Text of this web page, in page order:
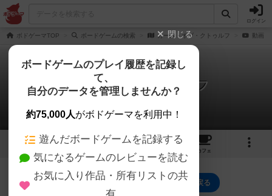
ログイン
ボドゲーマTOP ボードゲームの検索 カース・オブ・クトゥルフ 動画
カース・オブ・クトゥルフ
0件の動画
2 1
カフェ
カース・オブ・クトゥルフのトップに戻る
閉じる
ボードゲームのプレイ履歴を記録し
て、
自分のデータを管理しませんか？
約75,000人がボドゲーマを利用中！
遊んだボードゲームを記録する
気になるゲームのレビューを読む
お気に入り作品・所有リストの共